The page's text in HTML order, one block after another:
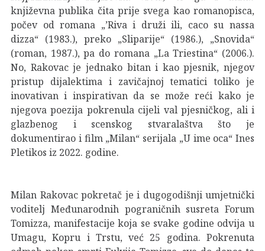
književna publika čita prije svega kao romanopisca,
počev od romana „’Riva i druži ili, caco su nassa
dizza“ (1983.), preko „Sliparije“ (1986.), „Snovida“
(roman, 1987.), pa do romana „La Triestina“ (2006.).
No, Rakovac je jednako bitan i kao pjesnik, njegov
pristup dijalektima i zavičajnoj tematici toliko je
inovativan i inspirativan da se može reći kako je
njegova poezija pokrenula cijeli val pjesničkog, ali i
glazbenog i scenskog stvaralaštva što je
dokumentirao i film „Milan“ serijala „U ime oca“ Ines
Pletikos iz 2022. godine.
Milan Rakovac pokretač je i dugogodišnji umjetnički
voditelj Međunarodnih pograničnih susreta Forum
Tomizza, manifestacije koja se svake godine odvija u
Umagu, Kopru i Trstu, već 25 godina. Pokrenuta